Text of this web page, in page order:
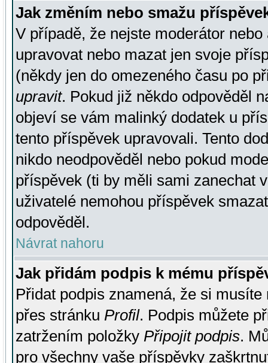
Jak změním nebo smažu
V případě, že nejste moderátor
upravovat nebo mazat jen svoje
(někdy jen do omezeného času po
upravit. Pokud již někdo odpověděl
objeví se vám malinký dodatek u
tento příspěvek upravovali. Tento
nikdo neodpověděl nebo pokud
příspěvek (ti by měli sami zanechat
uživatelé nemohou příspěvek
odpověděl.
Návrat nahoru
Jak přidám podpis k mému
Přidat podpis znamená, že si
přes stránku Profil. Podpis můžete
zatržením položky Připojit podpis.
pro všechny vaše příspěvky